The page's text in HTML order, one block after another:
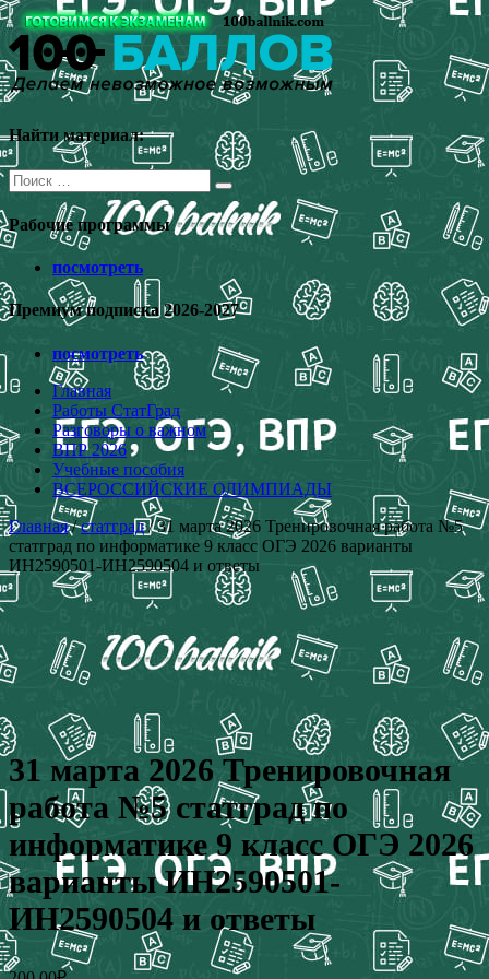
Перейти
к
содержимому
Найти материал:
Поиск
для:
Рабочие программы
посмотреть
Премиум подписка 2026-2027
посмотреть
Главная
Работы СтатГрад
Разговоры о важном
ВПР 2026
Учебные пособия
ВСЕРОССИЙСКИЕ ОЛИМПИАДЫ
Главная/статград/ 31 марта 2026 Тренировочная работа №5
статград по информатике 9 класс ОГЭ 2026 варианты
ИН2590501-ИН2590504 и ответы
31 марта 2026 Тренировочная
работа №5 статград по
информатике 9 класс ОГЭ 2026
варианты ИН2590501-
ИН2590504 и ответы